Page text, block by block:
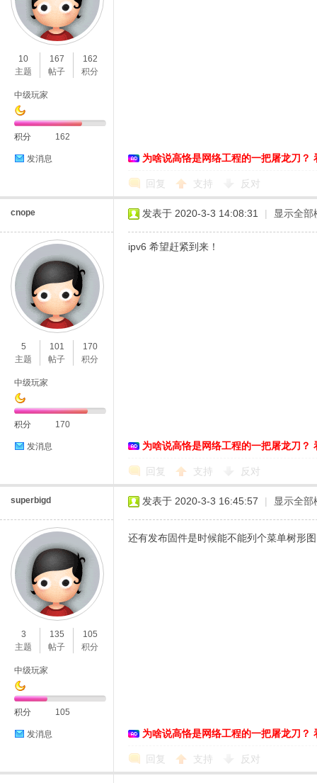
10
主题
167
帖子
162
积分
中级玩家
积分 162
发消息 为啥说高恪是网络工程的一把屠龙刀？
回复 支持 反对
cnope
5
主题
101
帖子
170
积分
中级玩家
积分 170
发消息
发表于 2020-3-3 14:08:31 | 显示全部
ipv6 希望赶紧到来！
为啥说高恪是网络工程的一把屠龙刀？
回复 支持 反对
superbigd
3
主题
135
帖子
105
积分
中级玩家
积分 105
发消息
发表于 2020-3-3 16:45:57 | 显示全部
还有发布固件是时候能不能列个菜单树形
为啥说高恪是网络工程的一把屠龙刀？
回复 支持 反对